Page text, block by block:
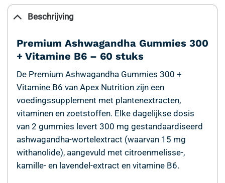
Beschrijving
Premium Ashwagandha Gummies 300
+ Vitamine B6 – 60 stuks
De Premium Ashwagandha Gummies 300 +
Vitamine B6 van Apex Nutrition zijn een
voedingssupplement met plantenextracten,
vitaminen en zoetstoffen. Elke dagelijkse dosis
van 2 gummies levert 300 mg gestandaardiseerd
ashwagandha-wortelextract (waarvan 15 mg
withanolide), aangevuld met citroenmelisse-,
kamille- en lavendel-extract en vitamine B6.